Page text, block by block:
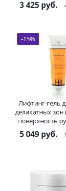
3 425 руб.
Лифтинг-гель
деликатных зон
поверхность
Pro Tensive
HISTOMER
5 049 руб.
-15%